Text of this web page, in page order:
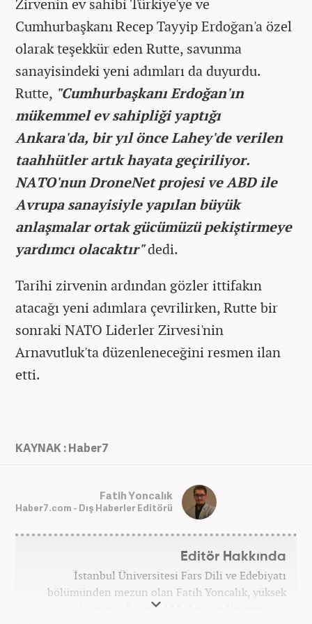
Cumhurbaşkanı Recep Tayyip Erdoğan'a özel
olarak teşekkür eden Rutte, savunma
sanayisindeki yeni adımları da duyurdu.
Rutte, "Cumhurbaşkanı Erdoğan'ın
mükemmel ev sahipliği yaptığı
Ankara'da, bir yıl önce Lahey'de verilen
taahhütler artık hayata geçiriliyor.
NATO'nun DroneNet projesi ve ABD ile
Avrupa sanayisiyle yapılan büyük
anlaşmalar ortak gücümüzü pekiştirmeye
yardımcı olacaktır"dedi.
Tarihi zirvenin ardından gözler ittifakın
atacağı yeni adımlara çevrilirken, Rutte bir
sonraki NATO Liderler Zirvesi'nin
Arnavutluk'ta düzenleneceğini resmen ilan
etti.
KAYNAK : Haber7
Fatih Yoncalık
Haber7.com - Dış Haberler Editörü
Editör Hakkında
İstanbul Üniversitesi Fars Dili ve Edebiyatı
bölümünden mezun olan Fatih Yoncalık, yüksek
lisansını İstanbul Medeniyet Üniversitesi